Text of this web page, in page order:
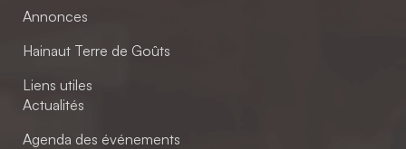
Annonces
Hainaut Terre de Goûts
Liens utiles
Actualités
Agenda des événements